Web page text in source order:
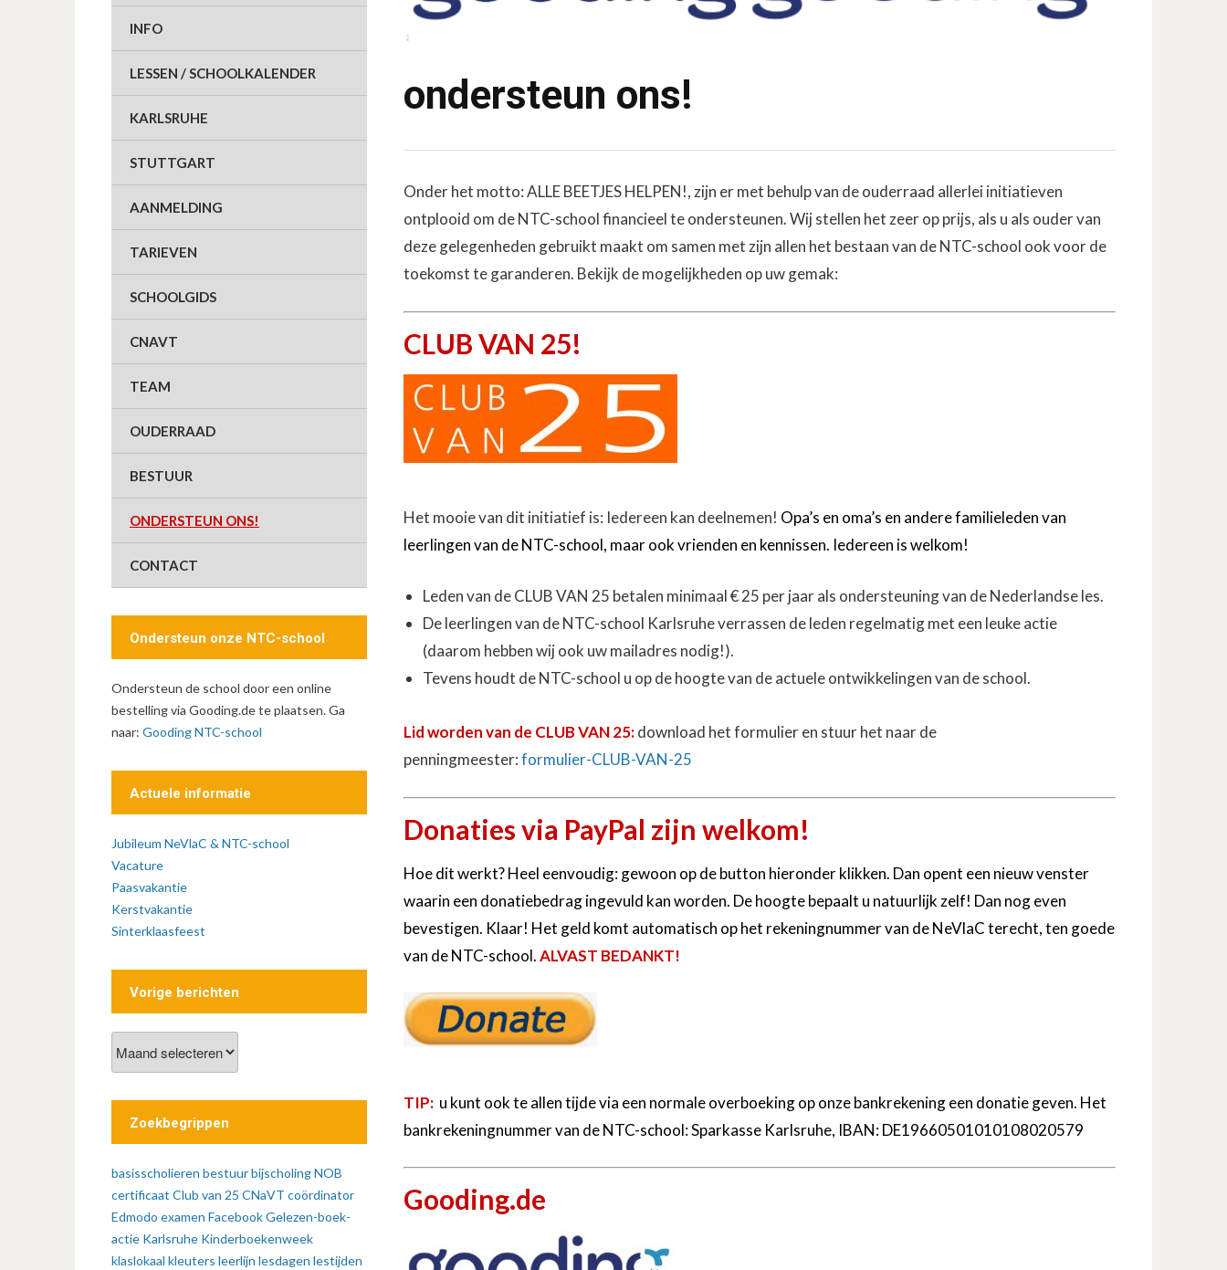
ondersteun ons!
Onder het motto: ALLE BEETJES HELPEN!, zijn er met behulp van de ouderraad allerlei initiatieven
ontplooid om de NTC-school financieel te ondersteunen. Wij stellen het zeer op prijs, als u als ouder van
deze gelegenheden gebruikt maakt om samen met zijn allen het bestaan van de NTC-school ook voor de
toekomst te garanderen. Bekijk de mogelijkheden op uw gemak:
CLUB VAN 25!
Het mooie van dit initiatief is: Iedereen kan deelnemen! Opa’s en oma’s en andere familieleden van
leerlingen van de NTC-school, maar ook vrienden en kennissen. Iedereen is welkom!
Leden van de CLUB VAN 25 betalen minimaal € 25 per jaar als ondersteuning van de Nederlandse les.
De leerlingen van de NTC-school Karlsruhe verrassen de leden regelmatig met een leuke actie
(daarom hebben wij ook uw mailadres nodig!).
Tevens houdt de NTC-school u op de hoogte van de actuele ontwikkelingen van de school.
Lidworden van de CLUB VAN 25:download het formulier en stuur het naar de
penningmeester:formulier-CLUB-VAN-25
Donaties via PayPal zijn welkom!
Hoe dit werkt? Heel eenvoudig: gewoon op de button hieronder klikken. Dan opent een nieuw venster
waarin een donatiebedrag ingevuld kan worden. De hoogte bepaalt u natuurlijk zelf! Dan nog even
bevestigen. Klaar! Het geld komt automatisch op het rekeningnummer van de NeVlaC terecht, ten goede
van de NTC-school.ALVAST BEDANKT!
TIP: u kunt ook te allen tijde via een normale overboeking op onze bankrekening een donatie geven. Het
bankrekeningnummer van de NTC-school: Sparkasse Karlsruhe, IBAN: DE19660501010108020579
Gooding.de
INFO
LESSEN / SCHOOLKALENDER
KARLSRUHE
STUTTGART
AANMELDING
TARIEVEN
SCHOOLGIDS
CNAVT
TEAM
OUDERRAAD
BESTUUR
ONDERSTEUN ONS!
CONTACT
Ondersteun onze NTC-school
Ondersteun de school door een online
bestelling via Gooding.de te plaatsen. Ga
naar: Gooding NTC-school
Actuele informatie
Jubileum NeVlaC & NTC-school
Vacature
Paasvakantie
Kerstvakantie
Sinterklaasfeest
Vorige berichten
berichten
Zoekbegrippen
basisscholieren bestuurbijscholing NOB
certificaat Club van 25 CNaVT coördinator
Edmodo examen FacebookGelezen-boek-
actie Karlsruhe Kinderboekenweek
klaslokaal kleuters leerlijn lesdagen lestijden